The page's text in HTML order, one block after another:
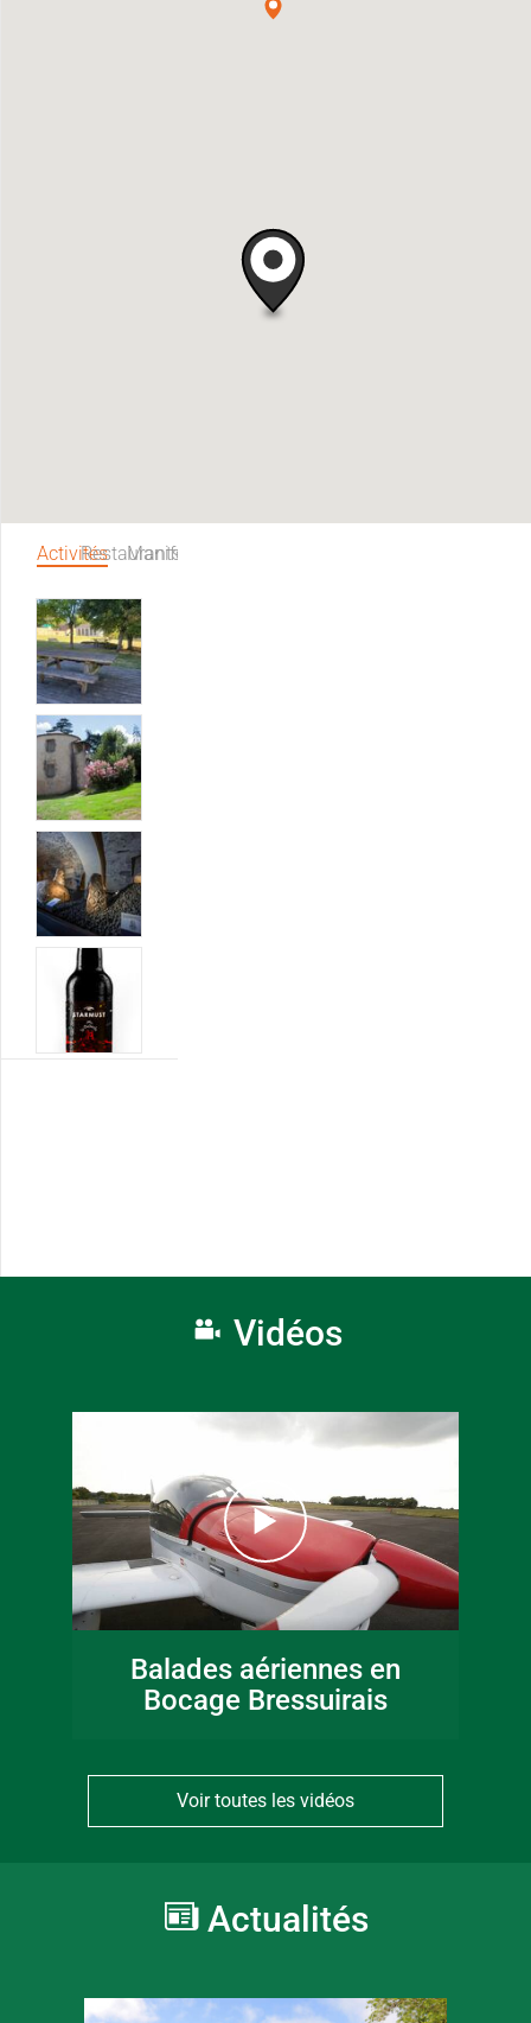
ActivitésRestaurantsManifestations
Vidéos
Balades aériennes en
Bocage Bressuirais
Voir toutes les vidéos
Actualités